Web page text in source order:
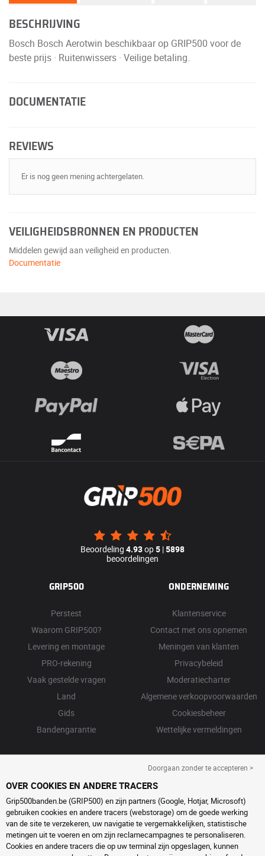
BESCHRIJVING
Bosch Bosch Aerotwin beschikbaar op GRIP500 voor de
beste prijs · Ruitenwissers · Veilige betaling.
DOCUMENTATIE
REVIEWS
Er is nog geen mening achtergelaten.
VEILIGHEIDSBRONNEN EN PRODUCTEN
Middelen gewijd aan veiligheid en producten.
Documentatie
Beoordeling 4.93op5 |5898
beoordelingen
GRIP500
Perstest
Waarom GRIP500?
Levering en montage
PRO-rekening
Vaak gestelde vragen
Land
Gids
Bandengarantie
ONDERNEMING
Klantenservice
Contact met ons opnemen
Meningen van klanten
Privacybeleid
Moderatiecharter
Algemene verkoopvoorwaarden
Cookiesbeheer
Wettelijke vermeldingen
Doorgaan zonder te accepteren >
OVER COOKIES EN ANDERE TRACERS
Grip500banden.be (GRIP500) en zijn partners (Google, Hotjar, Microsoft)
gebruiken cookies en andere tracers (webstorage) om de goede werking
van de site te verzekeren, uw navigatie te vergemakkelijken, statistische
metingen uit te voeren en om zijn reclamecampagnes te personaliseren.
Cookies en andere tracers die op uw terminal zijn opgeslagen, kunnen